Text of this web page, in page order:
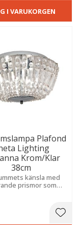
I VARUKORGEN
Plafond
Lighting
Krom/Klar
38cm
känsla med
prismor som
miljöer och lyxig